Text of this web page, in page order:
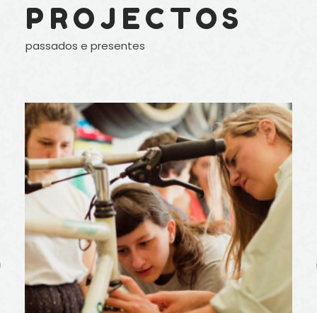
PROJECTOS
passados e presentes
Previous